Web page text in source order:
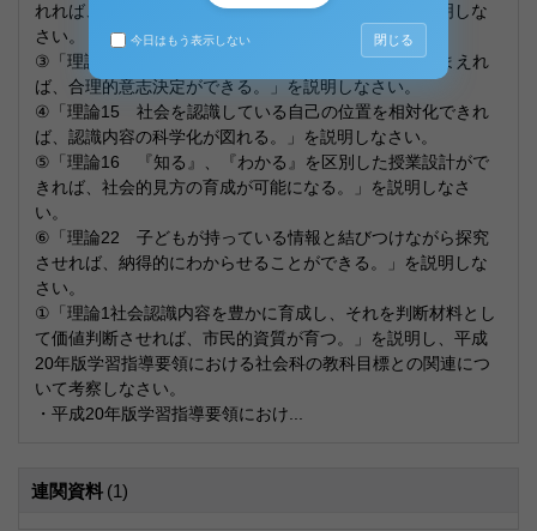
れれば、学習内容の定着性・応用度が高まる。」を説明しな
さい。
③「理論10 事象の分析結果、法則性、未来予測を踏まえれ
ば、合理的意志決定ができる。」を説明しなさい。
④「理論15 社会を認識している自己の位置を相対化できれ
ば、認識内容の科学化が図れる。」を説明しなさい。
⑤「理論16 『知る』、『わかる』を区別した授業設計がで
きれば、社会的見方の育成が可能になる。」を説明しなさ
い。
⑥「理論22 子どもが持っている情報と結びつけながら探究
させれば、納得的にわからせることができる。」を説明しな
さい。
①「理論1社会認識内容を豊かに育成し、それを判断材料とし
て価値判断させれば、市民的資質が育つ。」を説明し、平成
20年版学習指導要領における社会科の教科目標との関連につ
いて考察しなさい。
・平成20年版学習指導要領におけ...
連関資料 (1)
今日はもう表示しない 閉じる